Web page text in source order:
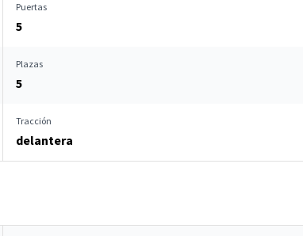
Puertas
5
Plazas
5
Tracción
delantera